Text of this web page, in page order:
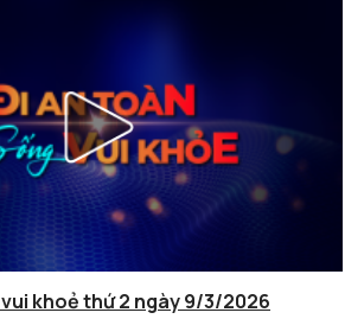
khoẻ thứ 2 ngày 9/3/2026